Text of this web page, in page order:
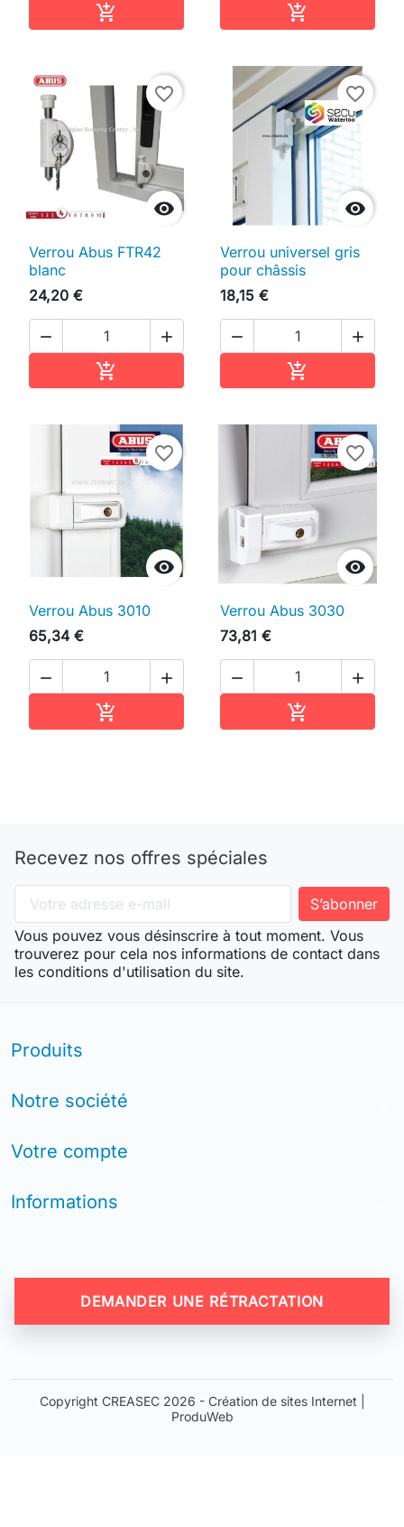
 

favorite_border
Verrou Abus FTR42
blanc
24,20 €
 


favorite_border
Verrou universel gris
pour châssis
18,15 €
 


favorite_border
Verrou Abus 3010
65,34 €
 


favorite_border
Verrou Abus 3030
73,81 €
 

Recevez nos offres spéciales
Vous pouvez vous désinscrire à tout moment. Vous
trouverez pour cela nos informations de contact dans
les conditions d'utilisation du site.
Produits
Notre société
Votre compte
Informations
DEMANDER UNE RÉTRACTATION
Copyright CREASEC 2026 - Création de sites Internet |
ProduWeb